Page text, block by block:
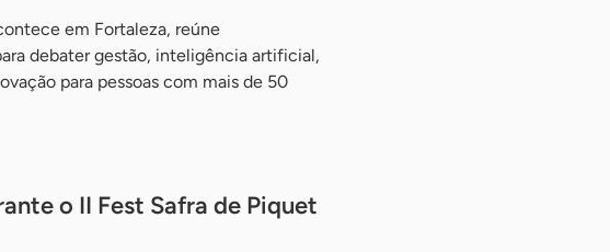
em Fortaleza, reúne
debater gestão, inteligência artificial,
para pessoas com mais de 50
o II Fest Safra de Piquet